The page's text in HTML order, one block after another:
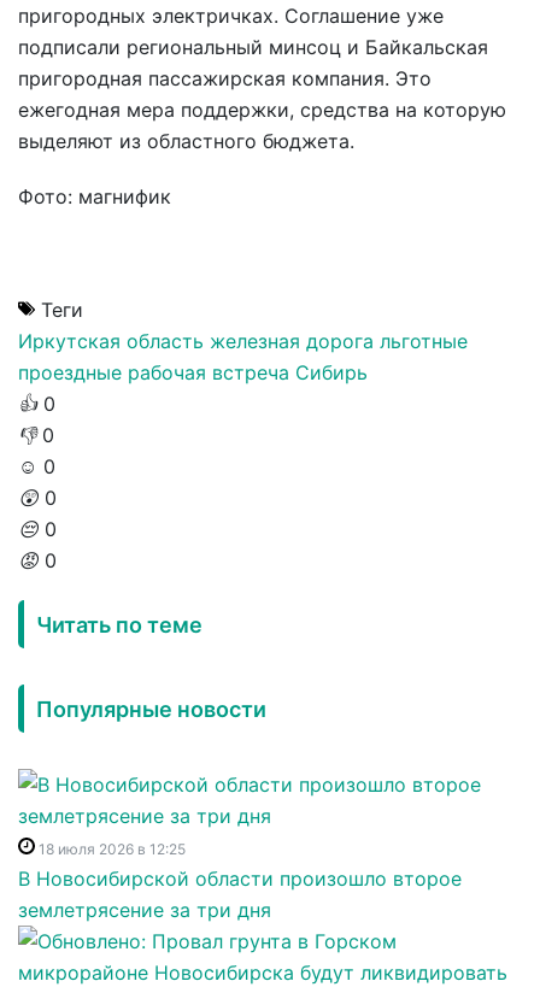
пригородных электричках. Соглашение уже
подписали региональный минсоц и Байкальская
пригородная пассажирская компания. Это
ежегодная мера поддержки, средства на которую
выделяют из областного бюджета.
Фото: магнифик
Теги
Иркутская область железная дорога льготные
проездные рабочая встреча Сибирь
👍 0
👎 0
☺️ 0
😲 0
😔 0
😡 0
Читать по теме
Популярные новости
18 июля 2026 в 12:25
В Новосибирской области произошло второе
землетрясение за три дня